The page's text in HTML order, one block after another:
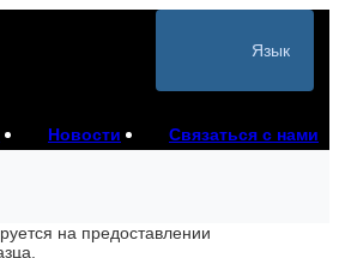
Язык
Новости Связаться с нами
на предоставлении